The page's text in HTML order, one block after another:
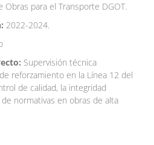
Obras para el Transporte DGOT.
2022-2024.
Supervisión técnica
reforzamiento en la Línea 12 del
de calidad, la integridad
normativas en obras de alta